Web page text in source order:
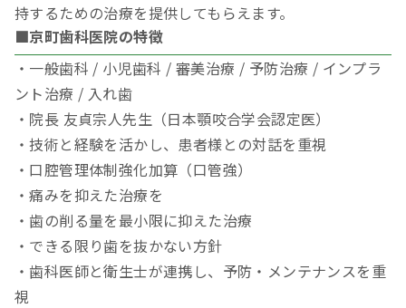
持するための治療を提供してもらえます。
■京町歯科医院の特徴
・一般歯科 / 小児歯科 / 審美治療 / 予防治療 / インプラ
ント治療 / 入れ歯
・院長 友貞宗人先生（日本顎咬合学会認定医）
・技術と経験を活かし、患者様との対話を重視
・口腔管理体制強化加算（口管強）
・痛みを抑えた治療を
・歯の削る量を最小限に抑えた治療
・できる限り歯を抜かない方針
・歯科医師と衛生士が連携し、予防・メンテナンスを重
視